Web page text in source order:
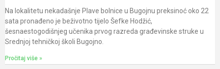
Na lokalitetu nekadašnje Plave bolnice u Bugojnu preksinoć oko 22
sata pronađeno je beživotno tijelo Šefke Hodžić,
šesnaestogodišnjeg učenika prvog razreda građevinske struke u
Srednjoj tehničkoj školi Bugojno.
Pročitaj više »